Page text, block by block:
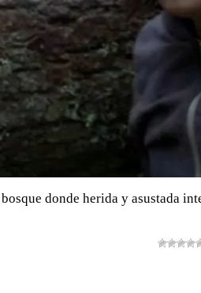
donde herida y asustada